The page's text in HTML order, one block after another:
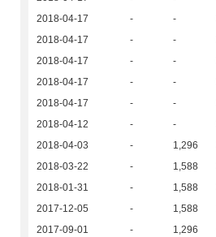
2018-04-17
- -
2018-04-17
- -
2018-04-17
- -
2018-04-17
- -
2018-04-17
- -
2018-04-12
- -
2018-04-03
- 1,296
2018-03-22
- 1,588
2018-01-31
- 1,588
2017-12-05
- 1,588
2017-09-01
- 1,296